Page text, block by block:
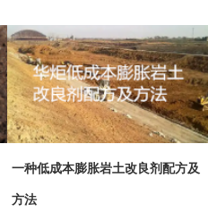
一种低成本膨胀岩土改良剂配方及
方法